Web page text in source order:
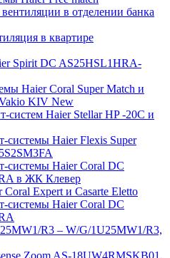
в отделении банка
в квартире
Spirit DC AS25HSL1HRA-
Haier Coral Super Match и
KIV New
систем Haier Stellar HP -20С и
системы Haier Flexis Super
системы Haier Coral DC
в ЖК Клевер
Coral Expert и Casarte Eletto
системы Haier Coral DC
R3 – W/G/1U25MW1/R3,
Zoom AS-18UW4RMSKB01,